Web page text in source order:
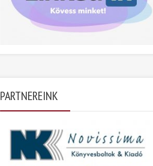
PARTNEREINK